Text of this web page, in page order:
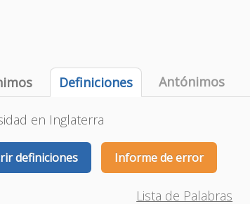
Definiciones Antónimos
en Inglaterra
definiciones Informe de error
Lista de Palabras